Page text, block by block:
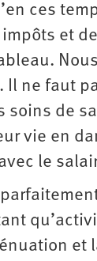
ces
et
Il ne faut
soins de
vie en
le
et